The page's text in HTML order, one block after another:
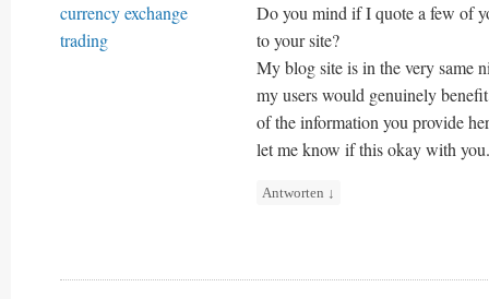
currency exchange
trading
Do you mind if I quote a few of
to your site?
My blog site is in the very same
my users would genuinely
of the information you provide
let me know if this okay with
Antworten ↓